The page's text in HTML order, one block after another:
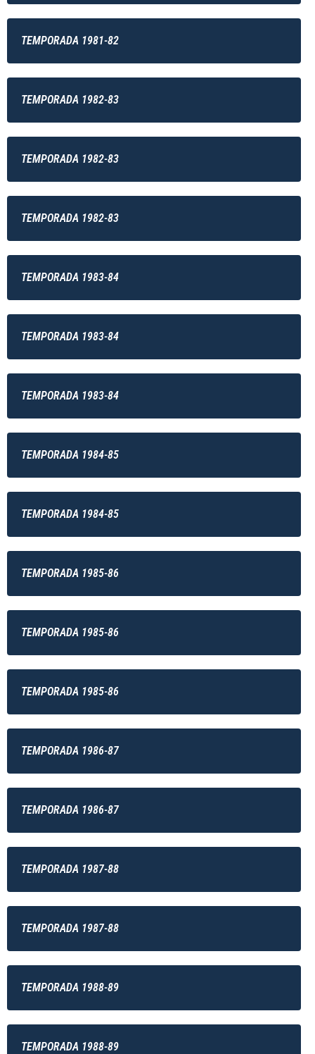
TEMPORADA 1981-82
TEMPORADA 1982-83
TEMPORADA 1982-83
TEMPORADA 1982-83
TEMPORADA 1983-84
TEMPORADA 1983-84
TEMPORADA 1983-84
TEMPORADA 1984-85
TEMPORADA 1984-85
TEMPORADA 1985-86
TEMPORADA 1985-86
TEMPORADA 1985-86
TEMPORADA 1986-87
TEMPORADA 1986-87
TEMPORADA 1987-88
TEMPORADA 1987-88
TEMPORADA 1988-89
TEMPORADA 1988-89